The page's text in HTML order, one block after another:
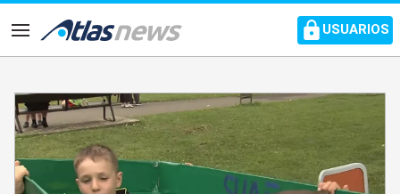
common.go-to-content
Navegación
USUARIOS